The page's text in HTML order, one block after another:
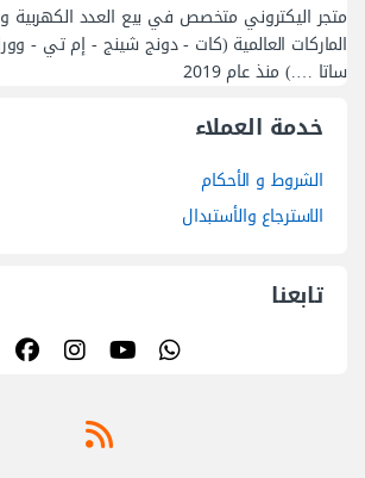
متجر اليكتروني متخصص في بيع العدد الكهربية
الماركات العالمية (كات - دونج شينج - إم تي -
ساتا ….) منذ عام 2019
خدمة العملاء
الشروط و الأحكام
الاسترجاع والأستبدال
تابعنا